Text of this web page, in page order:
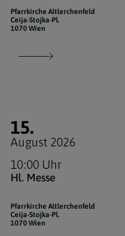
Pfarrkirche Altlerchenfeld
Ceija-Stojka-Pl.
1070 Wien
15.
August 2026
10:00 Uhr
Hl. Messe
Pfarrkirche Altlerchenfeld
Ceija-Stojka-Pl.
1070 Wien